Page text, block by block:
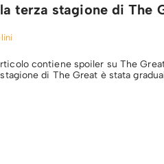
terza stagione di The
contiene spoiler su The
di The Great è stata